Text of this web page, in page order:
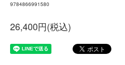
9784866991580
26,400円(税込)